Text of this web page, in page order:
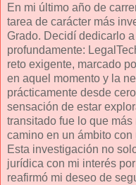
En mi último año de
tarea de carácter más
Grado. Decidí dedicarlo
profundamente:
reto exigente, marcado
en aquel momento y la
prácticamente desde
sensación de estar
transitado fue lo que
camino en un ámbito
Esta investigación no
jurídica con mi interés
reafirmó mi deseo de